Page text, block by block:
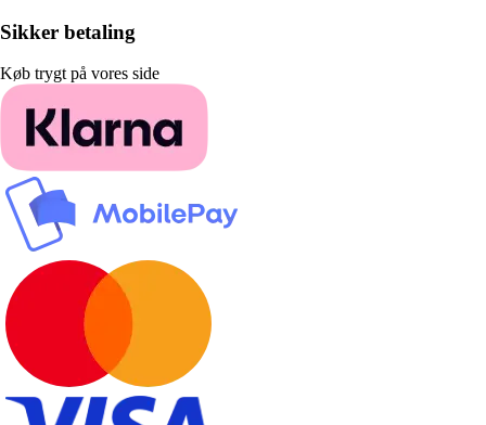
Sikker betaling
Køb trygt på vores side